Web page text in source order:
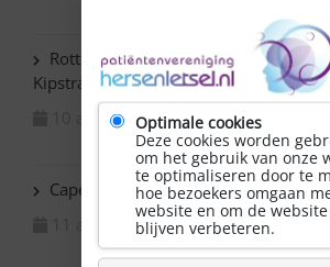
Rotterdam Centrum – NAH
Kipstraat
10 augustus 2026
Capelle ad IJssel Bazuin –
11 augustus 2026
Optimale cookies
Deze cookies worden
om het gebruik van onze
te optimaliseren door te
hoe bezoekers omgaan
website en om de
blijven verbeteren.